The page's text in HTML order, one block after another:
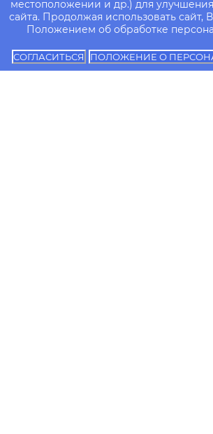
местоположении и др.) для улучшения
сайта. Продолжая использовать сайт,
Положением об обработке
СОГЛАСИТЬСЯ ПОЛОЖЕНИЕ О